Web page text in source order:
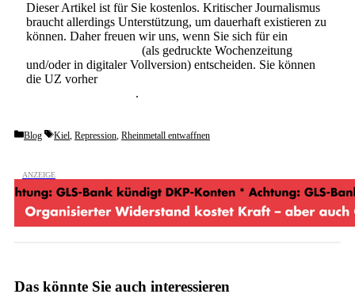
Dieser Artikel ist für Sie kostenlos. Kritischer Journalismus
braucht allerdings Unterstützung, um dauerhaft existieren zu
können. Daher freuen wir uns, wenn Sie sich für ein
(als gedruckte Wochenzeitung
und/oder in digitaler Vollversion) entscheiden. Sie können
die UZ vorher
.
Categories
Blog Tags
Kiel, Repression, Rheinmetall entwaffnen
Das könnte Sie auch interessieren